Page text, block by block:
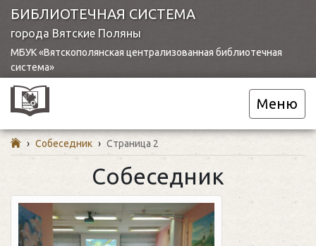
БИБЛИОТЕЧНАЯ СИСТЕМА
города Вятские Поляны
МБУК «Вятскополянская централизованная библиотечная
система»
Меню
› Собеседник › Страница 2
Собеседник